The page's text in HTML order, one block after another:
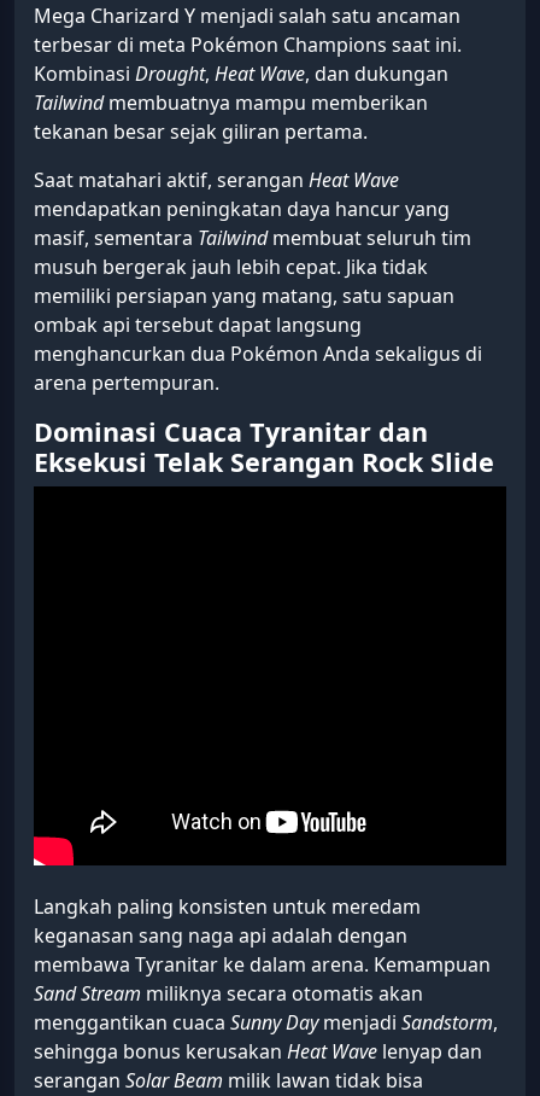
Y
Aldonov Danoza- Kamis, 25 Juni 2026
Ukuran text:
Mega Charizard Y menjadi salah satu ancaman
terbesar di meta Pokémon Champions saat ini.
KombinasiDrought,Heat Wave, dan dukungan
Tailwind membuatnya mampu memberikan
tekanan besar sejak giliran pertama.
Saat matahari aktif, serangan
Heat Wave
mendapatkan peningkatan daya hancur yang
masif, sementaraTailwind membuat seluruh tim